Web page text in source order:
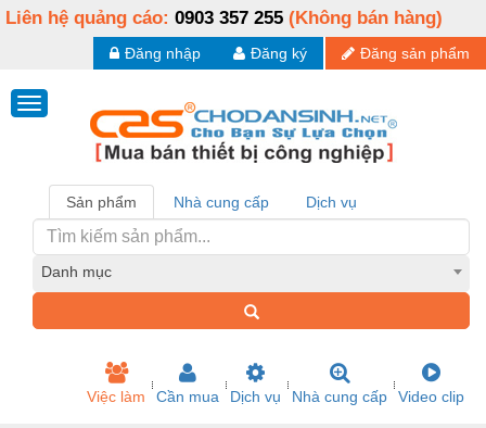
Liên hệ quảng cáo: 0903 357 255 (Không bán hàng)
Đăng sản phẩm
Đăng ký
Đăng nhập
Sản phẩm Nhà cung cấp Dịch vụ
Danh mục
Việc làm Cần mua Dịch vụ Nhà cung cấp Video clip